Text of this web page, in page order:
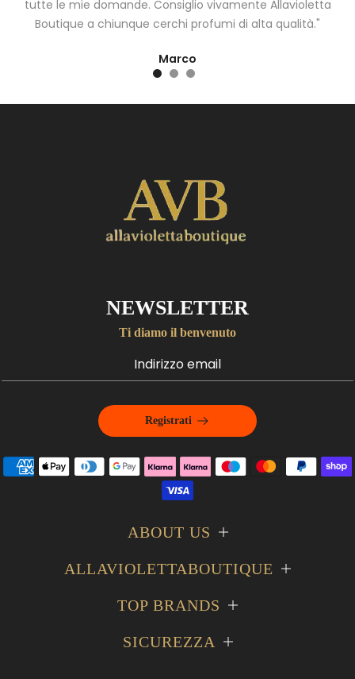
tutte le mie domande. Consiglio vivamente Allavioletta
Boutique a chiunque cerchi profumi di alta qualità."
Marco
NEWSLETTER
Ti diamo il benvenuto
Registrati
ABOUT US
ALLAVIOLETTABOUTIQUE
TOP BRANDS
SICUREZZA